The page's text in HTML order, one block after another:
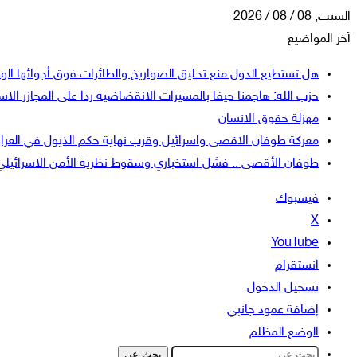
السبت, 08 / 08 / 2026
آخر المواضيع
هل تستطيع الدول منع تحليق الصواريخ والطائرات فوق أجوائها
حزب الله: هاجمنا حيفا بالمسيرات الانقضاضية ردا على المجازر
مهزلة حقوق الانسان
معركة طوفان الاقصى واسرائيل وقرب نهاية حكم الذيول في
طوفان الأقصى .. فشل استخباري وسقوط نظرية الأمن
فيسبوك
‫X
‫YouTube
انستقرام
تسجيل الدخول
إضافة عمود جانبي
الوضع المظلم
بحث عن